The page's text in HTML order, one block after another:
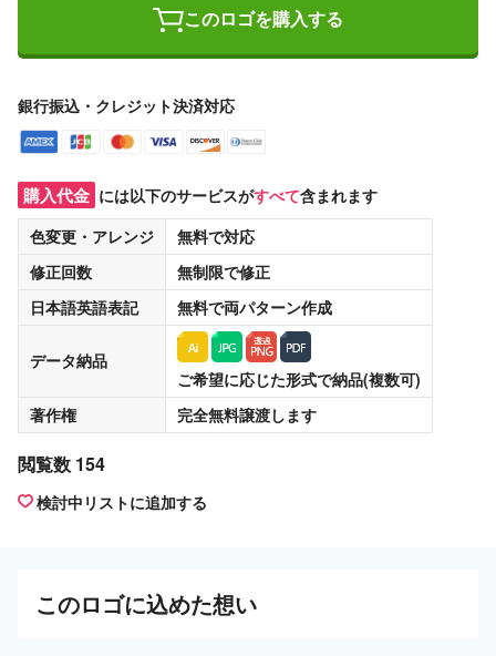
このロゴを購入する
銀行振込・クレジット決済対応
購入代金 には以下のサービスがすべて含まれます
色変更・アレンジ
無料で対応
修正回数
無制限で修正
日本語英語表記
無料で両パターン作成
データ納品
ご希望に応じた形式で納品(複数可)
著作権
完全無料譲渡します
閲覧数 154
検討中リストに追加する
このロゴに込めた想い